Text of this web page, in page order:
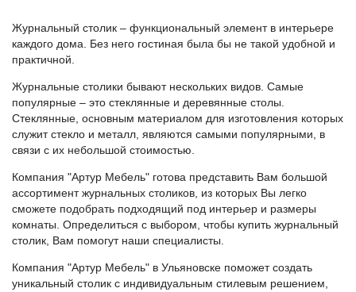
Журнальный столик – функциональный элемент в интерьере
каждого дома. Без него гостиная была бы не такой удобной и
практичной.
Журнальные столики бывают нескольких видов. Самые
популярные – это стеклянные и деревянные столы.
Стеклянные, основным материалом для изготовления которых
служит стекло и металл, являются самыми популярными, в
связи с их небольшой стоимостью.
Компания "Артур Мебель" готова представить Вам большой
ассортимент журнальных столиков, из которых Вы легко
сможете подобрать подходящий под интерьер и размеры
комнаты. Определиться с выбором, чтобы купить журнальный
столик, Вам помогут наши специалисты.
Компания "Артур Мебель" в Ульяновске поможет создать
уникальный столик с индивидуальным стилевым решением,